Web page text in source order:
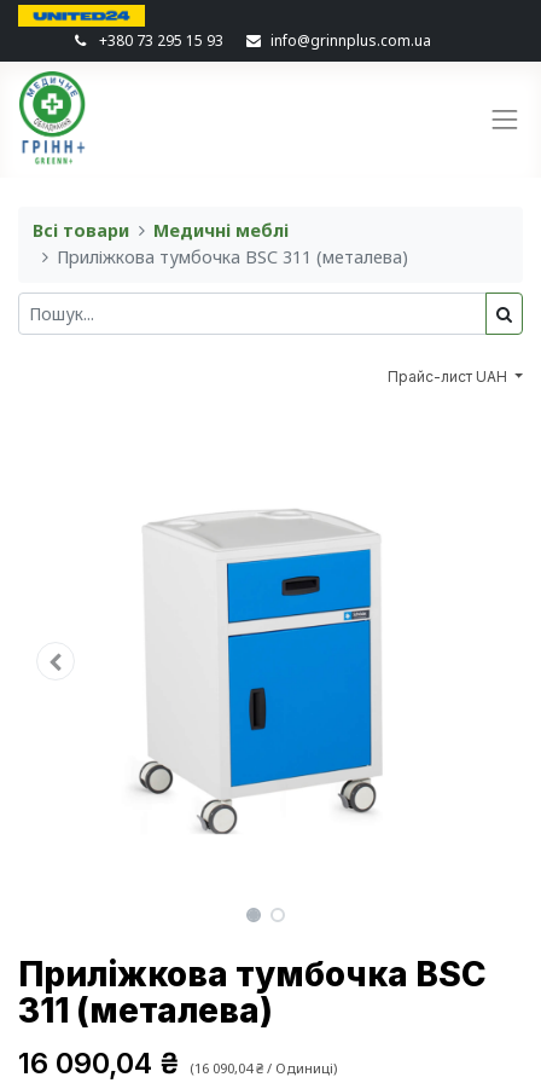
+380 73 295 15 93 info@grinnplus.com.ua
Всі товари
Медичні меблі
Приліжкова тумбочка BSC 311 (металева)
Прайс-лист UAH
Приліжкова тумбочка BSC
311 (металева)
16 090,04 ₴ (16 090,04₴ / Одиниці)